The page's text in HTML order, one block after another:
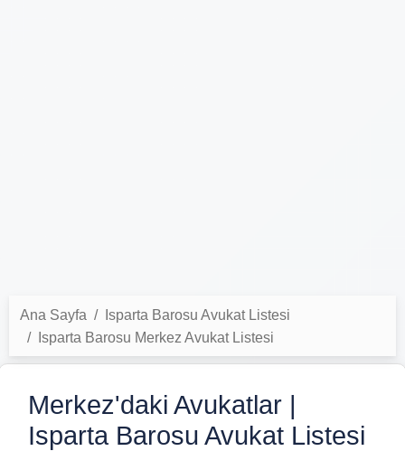
Ana Sayfa
Isparta Barosu Avukat Listesi
Isparta Barosu Merkez Avukat Listesi
Merkez'daki Avukatlar |
Isparta Barosu Avukat Listesi